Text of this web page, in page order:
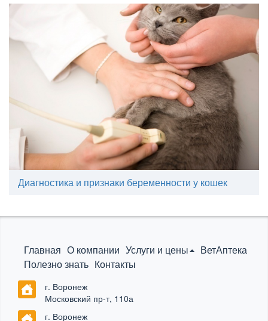
Диагностика и признаки беременности у кошек
Главная О компании Услуги и цены
ВетАптека
Полезно знать Контакты
г. Воронеж
Московский пр-т, 110а
г. Воронеж